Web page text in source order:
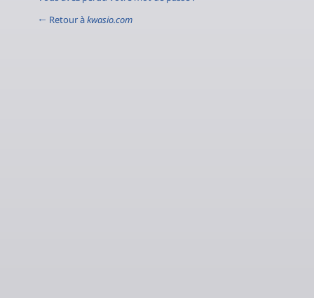
← Retour àkwasio.com